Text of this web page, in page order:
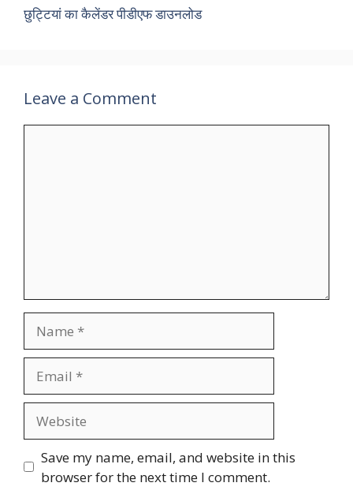
छुट्टियां का कैलेंडर पीडीएफ डाउनलोड
Leave a Comment
Save my name, email, and website in this
browser for the next time I comment.